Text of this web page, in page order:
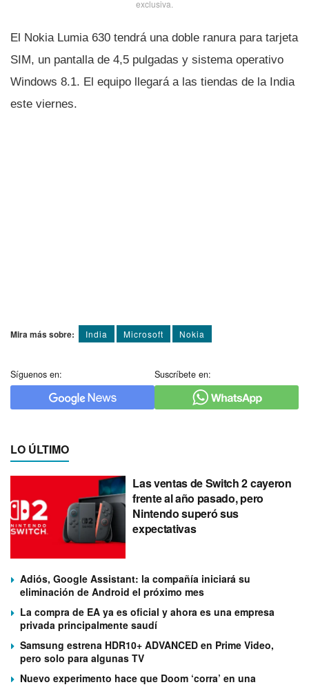
exclusiva.
El Nokia Lumia 630 tendrá una doble ranura para tarjeta
SIM, un pantalla de 4,5 pulgadas y sistema operativo
Windows 8.1. El equipo llegará a las tiendas de la India
este viernes.
Mira más sobre: India Microsoft Nokia
Síguenos en: Suscríbete en:
LO ÚLTIMO
Las ventas de Switch 2 cayeron
frente al año pasado, pero
Nintendo superó sus
expectativas
Adiós, Google Assistant: la compañía iniciará su
eliminación de Android el próximo mes
La compra de EA ya es oficial y ahora es una empresa
privada principalmente saudí
Samsung estrena HDR10+ ADVANCED en Prime Video,
pero solo para algunas TV
Nuevo experimento hace que Doom ‘corra’ en una